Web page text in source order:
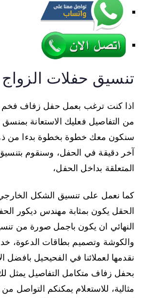
تنسيق حفلات
اذا كنت ترغب بعمل حفل زفاف فخم
من التفاصيل فعليك الاستعانة
سنكون معك خطوة بخطوة بدءا من
آخر دقيقة في الحفل، وسنقوم بتنسيق
المتعلقة بداخل الحفل،
كما نعمل على تنسيق الشكل
الحقل يكون بمثابة مهندس ديكور
النهائي ان يكون باجمل صورة من
والكوشة وتصميم بطاقات الدعوة،
نقدمها لعملائنا في الفحيحيل بافضل
بحفل زفاف متكامل التفاصيل يمثل
مثالية، للاستعلام يمكنكم التواصل من